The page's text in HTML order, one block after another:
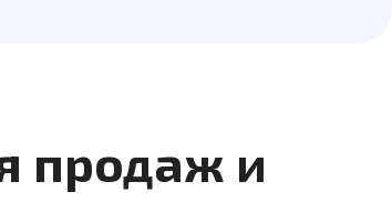
продаж и